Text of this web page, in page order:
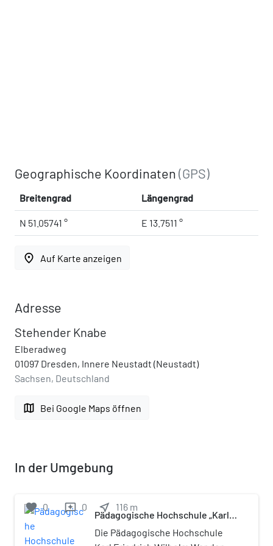
Geographische Koordinaten(GPS)
Breitengrad Längengrad
N 51.05741 ° E 13.7511 °
place Auf Karte anzeigen
Adresse
Stehender Knabe
Elberadweg
01097 Dresden, Innere Neustadt (Neustadt)
Sachsen, Deutschland
map Bei Google Maps öffnen
In der Umgebung
favorite 0 reviews 0 near_me 116 m
Pädagogische Hochschule „Karl
Dresden
Die Pädagogische Hochschule